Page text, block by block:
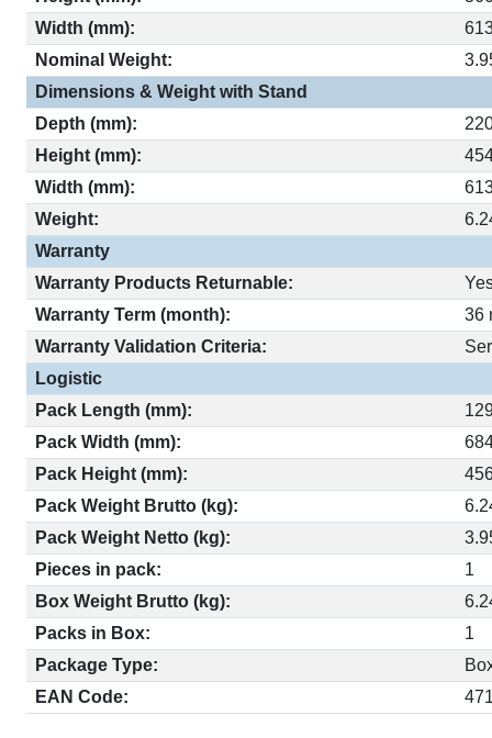
Width (mm):
Nominal Weight:
Dimensions & Weight with Stand
Depth (mm):
Height (mm):
Width (mm):
Weight:
Warranty
Warranty Products Returnable:
Warranty Term (month):
36
Warranty Validation Criteria:
Logistic
Pack Length (mm):
Pack Width (mm):
Pack Height (mm):
Pack Weight Brutto (kg):
Pack Weight Netto (kg):
Pieces in pack:
1
Box Weight Brutto (kg):
Packs in Box:
1
Package Type:
EAN Code: